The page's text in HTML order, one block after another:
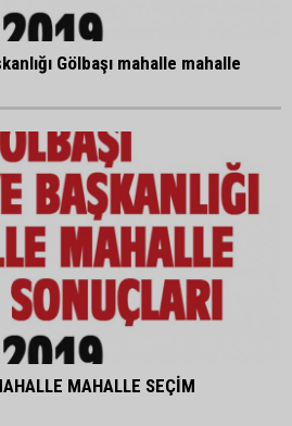
Gölbaşı mahalle mahalle
MAHALLE SEÇİM